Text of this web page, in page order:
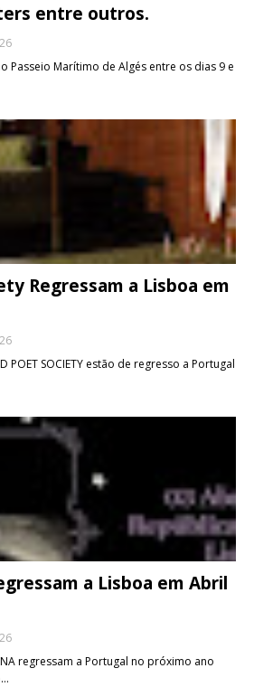
entre outros.
Passeio Marítimo de Algés entre os dias 9 e
Regressam a Lisboa em
POET SOCIETY estão de regresso a Portugal
a Lisboa em Abril
regressam a Portugal no próximo ano